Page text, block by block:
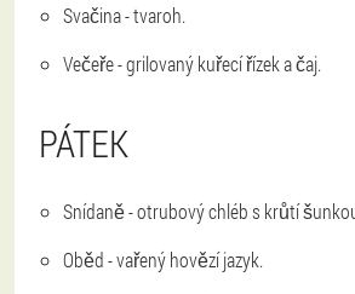
Svačina - tvaroh.
Večeře - grilovaný kuřecí řízek a čaj.
PÁTEK
Snídaně - otrubový chléb s krůtí
Oběd - vařený hovězí jazyk.